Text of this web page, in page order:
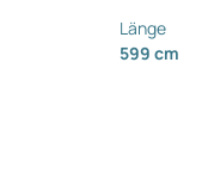
Länge
599 cm